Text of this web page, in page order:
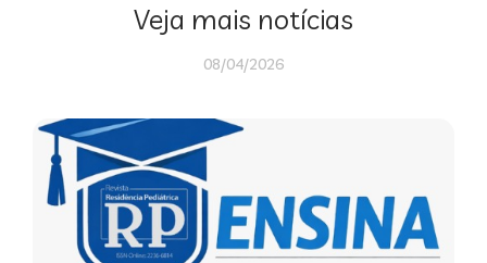
Veja mais notícias
08/04/2026